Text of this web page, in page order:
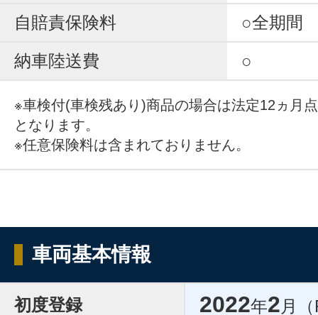
自賠責保険料
○全期間
納車陸送費
○
※車検付(車検残あり)商品の場合は法定12ヵ月
となります。
※任意保険料は含まれておりません。
車両基本情報
初度登録 2022年2 月